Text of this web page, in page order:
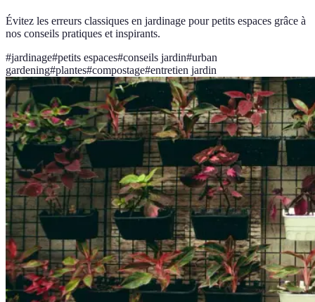
Évitez les erreurs classiques en jardinage pour petits espaces grâce à
nos conseils pratiques et inspirants.
#jardinage#petits espaces#conseils jardin#urban
gardening#plantes#compostage#entretien jardin